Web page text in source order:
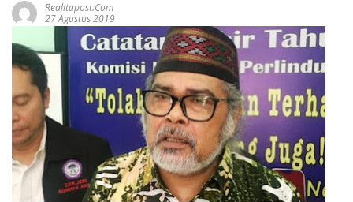
Realitapost.com
27 Agustus 2019